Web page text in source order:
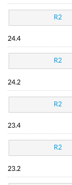
R2
24.4
R2
24.2
R2
23.4
R2
23.2